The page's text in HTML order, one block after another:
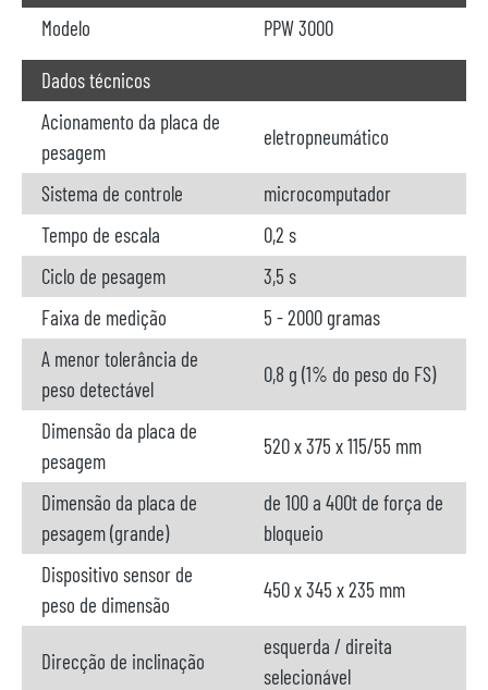
Modelo
PPW 3000
Dados técnicos
Acionamento da placa de
pesagem
eletropneumático
Sistema de controle
microcomputador
Tempo de escala
0,2 s
Ciclo de pesagem
3,5 s
Faixa de medição
5 - 2000 gramas
A menor tolerância de
peso detectável
0,8 g (1% do peso do FS)
Dimensão da placa de
pesagem
520 x 375 x 115/55 mm
Dimensão da placa de
pesagem (grande)
de 100 a 400t de força de
bloqueio
Dispositivo sensor de
peso de dimensão
450 x 345 x 235 mm
Direcção de inclinação
esquerda / direita
selecionável